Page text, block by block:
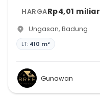
HARGARp4,01 miliar
Ungasan, Badung
LT: 410 m²
Gunawan